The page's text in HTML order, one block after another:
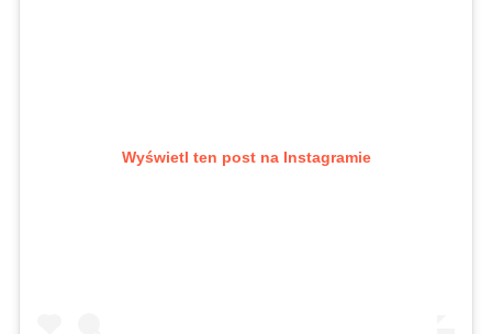
Wyświetl ten post na Instagramie